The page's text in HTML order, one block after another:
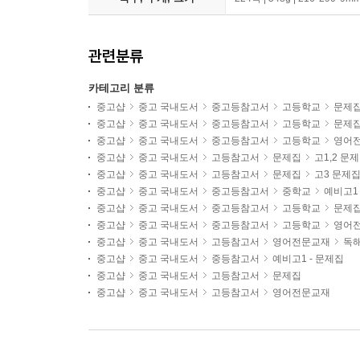
관련분류
카테고리 분류
중고샵 중고 국내도서 중고등참고서 고등학교
문제
중고샵
중고 국내도서 중고등참고서 고등학교
문제
중고샵
중고 국내도서 중고등참고서 고등학교
영어
중고샵
중고 국내도서 고등참고서 문제집
고1,2 문
중고샵
중고 국내도서 고등참고서 문제집
고3 문제집
중고샵
중고 국내도서 중고등참고서 중학교
예비고
중고샵
중고 국내도서 중고등참고서 고등학교
문제
중고샵
중고 국내도서 중고등참고서 고등학교
영어
중고샵
중고 국내도서 고등참고서 영어전문교재
독
중고샵
중고 국내도서 중등참고서
예비고1 - 문제집
중고샵
중고 국내도서 고등참고서
문제집
중고샵
중고 국내도서 고등참고서 영어전문교재